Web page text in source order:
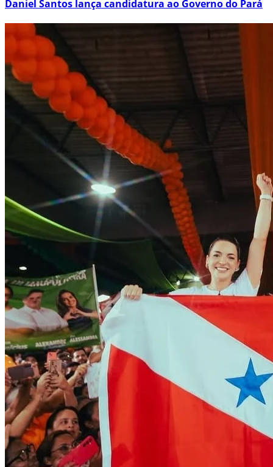
Daniel Santos lança candidatura ao Governo do Pará